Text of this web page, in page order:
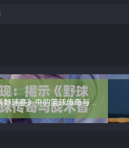
球队风云再现：揭示《野球赛》中的篮球传奇与战术智慧